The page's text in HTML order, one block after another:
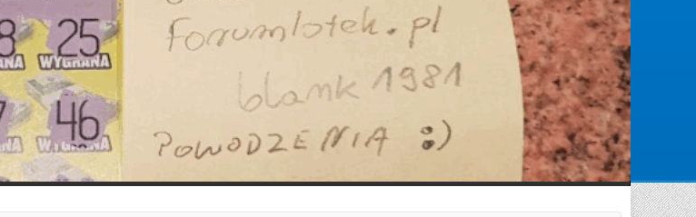
Zaloguj się
Zarejestruj się